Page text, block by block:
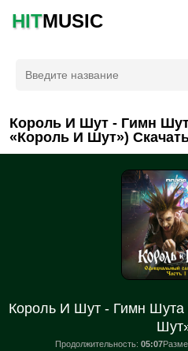
HITMUSIC
Король И Шут - Гимн
«Король И Шут»)
Король И Шут - Гимн
Продолжительность: 05:07